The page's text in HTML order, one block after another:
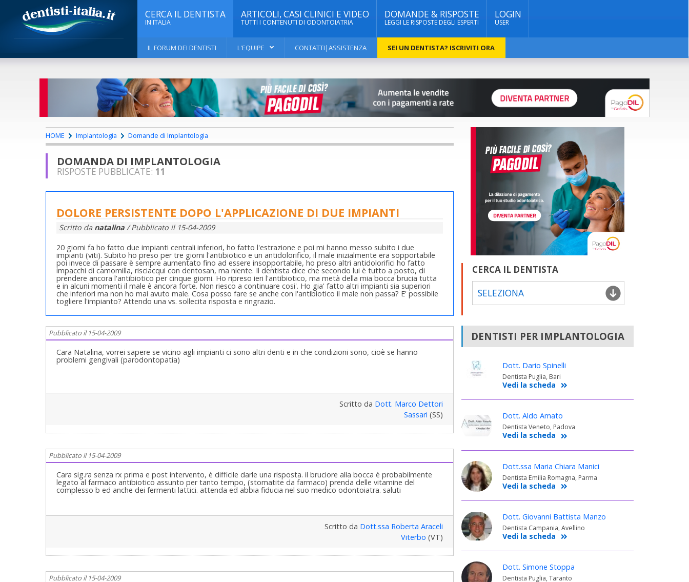
CERCA IL DENTISTA
IN ITALIA
ARTICOLI, CASI CLINICI E VIDEO
TUTTI I CONTENUTI DI ODONTOIATRIA
DOMANDE & RISPOSTE
LEGGI LE RISPOSTE DEGLI ESPERTI
LOGIN
USER
IL FORUM DEI DENTISTI L'EQUIPE CONTATTI|ASSISTENZA SEI UN DENTISTA? ISCRIVITI ORA
HOME Implantologia Domande di Implantologia
DOMANDA DI IMPLANTOLOGIA
RISPOSTE PUBBLICATE: 11
DOLORE PERSISTENTE DOPO L'APPLICAZIONE DI DUE IMPIANTI
Scritto da natalina / Pubblicato il 15-04-2009
20 giorni fa ho fatto due impianti centrali inferiori, ho fatto l'estrazione e poi mi hanno messo subito i due
impianti (viti). Subito ho preso per tre giorni l'antibiotico e un antidolorifico, il male inizialmente era sopportabile
poi invece di passare è sempre aumentato fino ad essere insopportabile, ho preso altri antidolorifici ho fatto
impacchi di camomilla, risciacqui con dentosan, ma niente. Il dentista dice che secondo lui è tutto a posto, di
prendere ancora l'antibiotico per cinque giorni. Ho ripreso ieri l'antibiotico, ma metà della mia bocca brucia tutta
e in alcuni momenti il male è ancora forte. Non riesco a continuare cosi'. Ho gia' fatto altri impianti sia superiori
che inferiori ma non ho mai avuto male. Cosa posso fare se anche con l'antibiotico il male non passa? E' possibile
togliere l'impianto? Attendo una vs. sollecita risposta e ringrazio.
Pubblicato il 15-04-2009
Cara Natalina, vorrei sapere se vicino agli impianti ci sono altri denti e in che condizioni sono, cioè se hanno
problemi gengivali (parodontopatia)
Scritto da Dott. Marco Dettori
Sassari (SS)
Pubblicato il 15-04-2009
Cara sig.ra senza rx prima e post intervento, è difficile darle una risposta. il bruciore alla bocca è probabilmente
legato al farmaco antibiotico assunto per tanto tempo, (stomatite da farmaco) prenda delle vitamine del
complesso b ed anche dei fermenti lattici. attenda ed abbia fiducia nel suo medico odontoiatra. saluti
Scritto da Dott.ssa Roberta Araceli
Viterbo (VT)
Pubblicato il 15-04-2009
CERCA IL DENTISTA
SELEZIONA
DENTISTI PER IMPLANTOLOGIA
Dott. Dario Spinelli
Dentista Puglia, Bari
Vedi la scheda
Dott. Aldo Amato
Dentista Veneto, Padova
Vedi la scheda
Dott.ssa Maria Chiara Manici
Dentista Emilia Romagna, Parma
Vedi la scheda
Dott. Giovanni Battista Manzo
Dentista Campania, Avellino
Vedi la scheda
Dott. Simone Stoppa
Dentista Puglia, Taranto